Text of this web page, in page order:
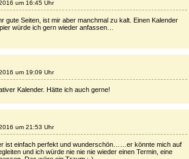
um 16:45 Uhr
gute Seiten, ist mir aber manchmal zu kalt. Einen Kalender
würde ich gern wieder anfassen…
um 19:09 Uhr
Kalender. Hätte ich auch gerne!
um 21:53 Uhr
ist einfach perfekt und wunderschön……er könnte mich auf
und ich würde nie nie nie wieder einen Termin, eine